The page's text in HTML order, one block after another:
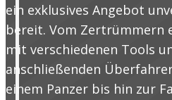
ein exklusives Angebot
bereit. Vom Zertrümmern
mit verschiedenen Tools
anschließenden
einem Panzer bis hin zur